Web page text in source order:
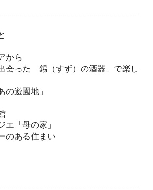
から
会った「錫（すず）の酒器」で楽し
の遊園地」
エ「母の家」
のある住まい